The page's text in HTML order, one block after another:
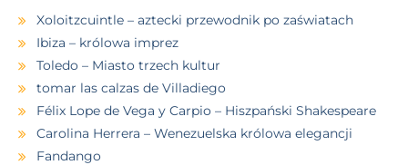
Xoloitzcuintle – aztecki przewodnik po zaświatach
Ibiza – królowa imprez
Toledo – Miasto trzech kultur
tomar las calzas de Villadiego
Félix Lope de Vega y Carpio – Hiszpański Shakespeare
Carolina Herrera – Wenezuelska królowa elegancji
Fandango